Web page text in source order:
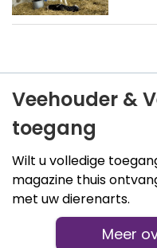
Veehouder &
toegang
Wilt u volledige
magazine thuis
met uw dierenarts.
Meer